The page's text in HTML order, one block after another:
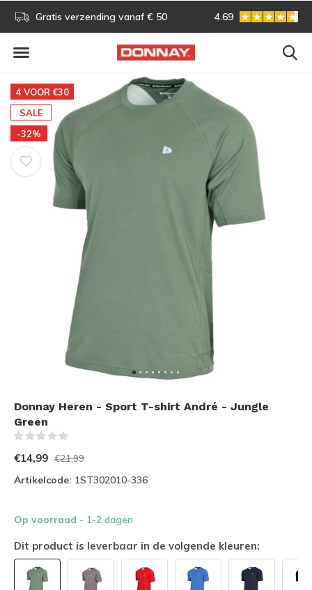
Gratis verzending vanaf € 50 Gratis omruilen
4.69
4 VOOR €30
SALE
-32%
Donnay Heren - Sport T-shirt André - Jungle
Green
€14,99 €21,99
Artikelcode: 1ST302010-336
Op voorraad - 1-2 dagen
Dit product is leverbaar in de volgende kleuren: